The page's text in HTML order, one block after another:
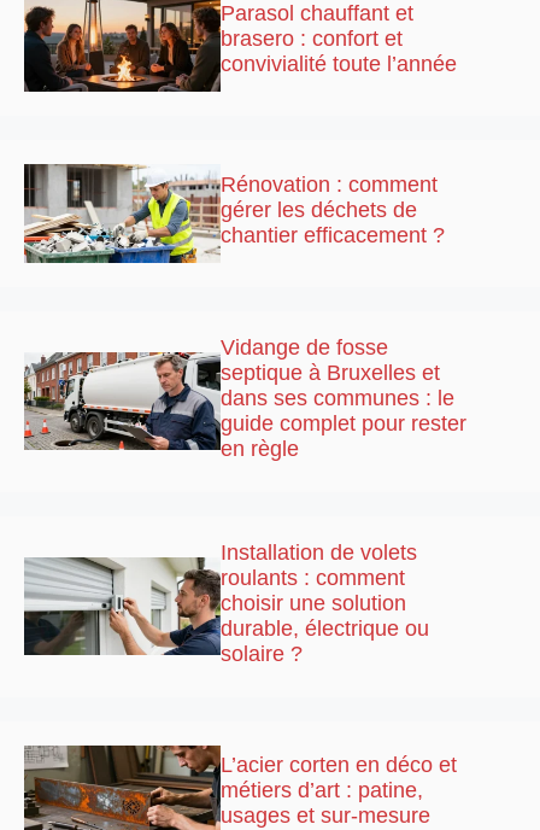
Parasol chauffant et
brasero : confort et
convivialité toute l’année
Rénovation : comment
gérer les déchets de
chantier efficacement ?
Vidange de fosse
septique à Bruxelles et
dans ses communes : le
guide complet pour rester
en règle
Installation de volets
roulants : comment
choisir une solution
durable, électrique ou
solaire ?
L’acier corten en déco et
métiers d’art : patine,
usages et sur-mesure